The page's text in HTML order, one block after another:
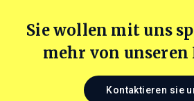
Sie wollen mit uns
mehr von
Kontaktieren sie